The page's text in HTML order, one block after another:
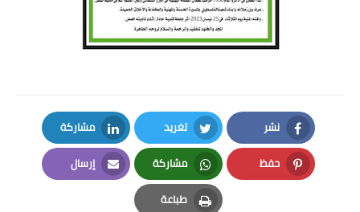
نشر
Facebook
تغريد
Twitter
مشاركة
LinkedIn
حفظ
Pinterest
مشاركة
Whatsapp
إرسال
Email
طباعة